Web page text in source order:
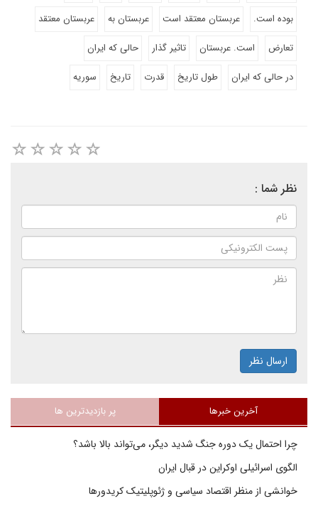
بوده است.
عربستان معتقد است عربستان به
عربستان معتقد
تعارض
است. عربستان تاثیر گذار
حالی که ایران
در حالی که ایران
طول تاریخ قدرت تاریخ سوریه
نظر شما :
ارسال نظر
آخرین خبرها پر بازدیدترین ها
چرا احتمال یک دوره جنگ شدید دیگر، می‌تواند بالا باشد؟
الگوی اسرائیلی اوکراین در قبال ایران
خوانشی از منظر اقتصاد سیاسی و ژئوپلیتیک کریدورها